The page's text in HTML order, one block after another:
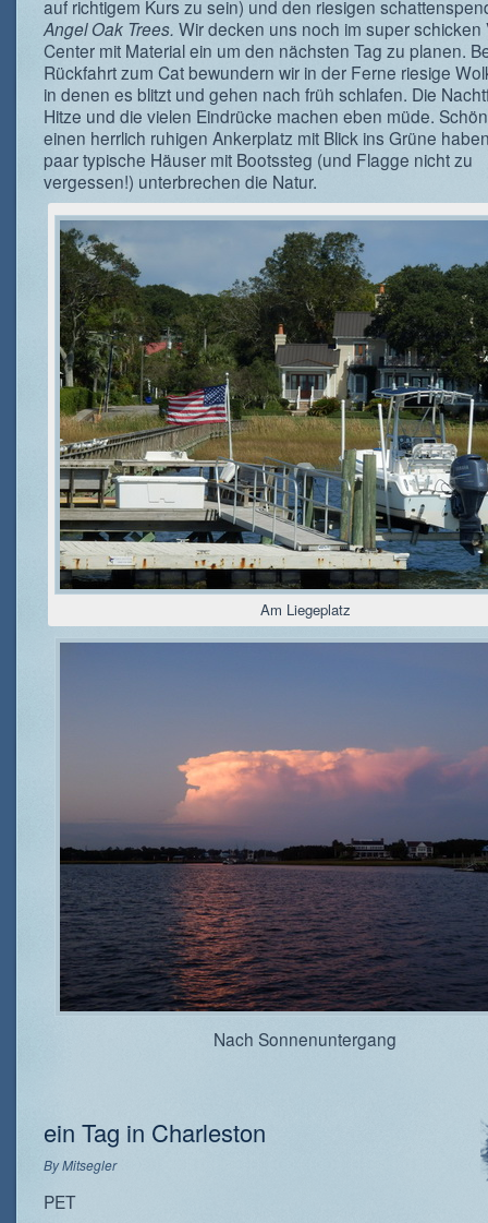
auf richtigem Kurs zu sein) und den riesigen
Angel Oak Trees. Wir decken uns noch im super schicken
Center mit Material ein um den nächsten Tag zu planen.
Rückfahrt zum Cat bewundern wir in der Ferne riesige
in denen es blitzt und gehen nach früh schlafen. Die
Hitze und die vielen Eindrücke machen eben müde.
einen herrlich ruhigen Ankerplatz mit Blick ins Grüne
paar typische Häuser mit Bootssteg (und Flagge nicht zu
vergessen!) unterbrechen die Natur.
Am Liegeplatz
Nach Sonnenuntergang
ein Tag in Charleston
ByMitsegler
PET